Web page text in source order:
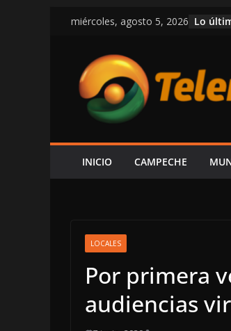
Saltar
contenido
miércoles, agosto 5, 2026 Lo
INICIO CAMPECHE
LOCALES
Por primera
audiencias